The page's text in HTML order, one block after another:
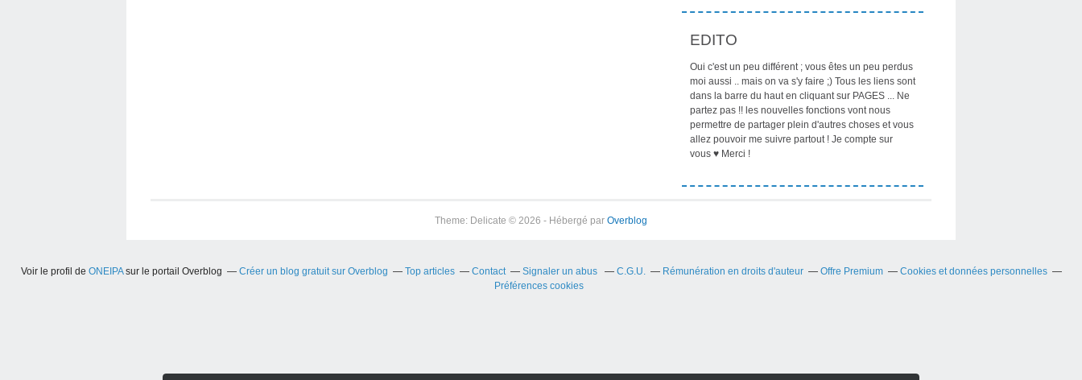
EDITO
Oui c'est un peu différent ; vous êtes un peu perdus
moi aussi .. mais on va s'y faire ;) Tous les liens sont
dans la barre du haut en cliquant sur PAGES ... Ne
partez pas !! les nouvelles fonctions vont nous
permettre de partager plein d'autres choses et vous
allez pouvoir me suivre partout ! Je compte sur
vous ♥ Merci !
Theme: Delicate © 2026 - Hébergé par Overblog
Voir le profil de ONEIPAsur le portail Overblog Créer un blog gratuit sur Overblog Top articles Contact Signaler un abus C.G.U. Rémunération en droits d'auteur Offre Premium
Cookies et données personnelles
Préférences cookies